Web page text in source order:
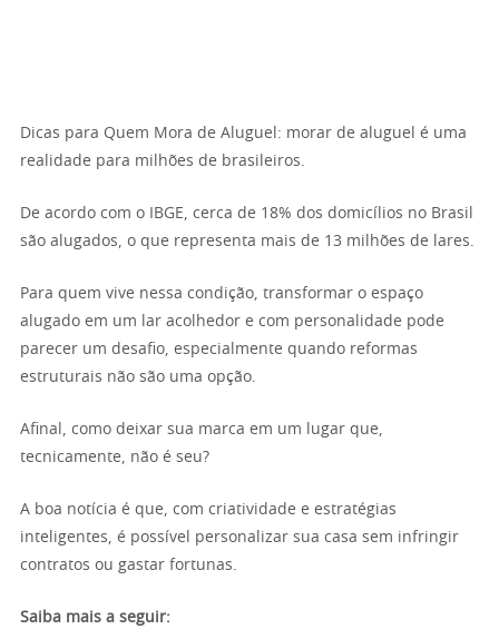
Dicas para Quem Mora de Aluguel: morar de aluguel é uma
realidade para milhões de brasileiros.
De acordo com o IBGE, cerca de 18% dos domicílios no Brasil
são alugados, o que representa mais de 13 milhões de lares.
Para quem vive nessa condição, transformar o espaço
alugado em um lar acolhedor e com personalidade pode
parecer um desafio, especialmente quando reformas
estruturais não são uma opção.
Afinal, como deixar sua marca em um lugar que,
tecnicamente, não é seu?
A boa notícia é que, com criatividade e estratégias
inteligentes, é possível personalizar sua casa sem infringir
contratos ou gastar fortunas.
Saiba mais a seguir: